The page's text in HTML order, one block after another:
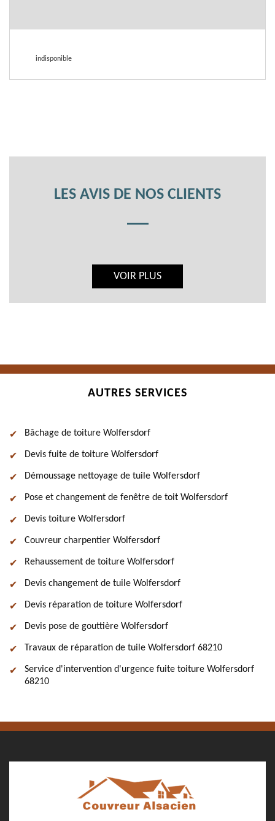
indisponible
LES AVIS DE NOS CLIENTS
VOIR PLUS
AUTRES SERVICES
Bâchage de toiture Wolfersdorf
Devis fuite de toiture Wolfersdorf
Démoussage nettoyage de tuile Wolfersdorf
Pose et changement de fenêtre de toit Wolfersdorf
Devis toiture Wolfersdorf
Couvreur charpentier Wolfersdorf
Rehaussement de toiture Wolfersdorf
Devis changement de tuile Wolfersdorf
Devis réparation de toiture Wolfersdorf
Devis pose de gouttière Wolfersdorf
Travaux de réparation de tuile Wolfersdorf 68210
Service d'intervention d'urgence fuite toiture Wolfersdorf
68210